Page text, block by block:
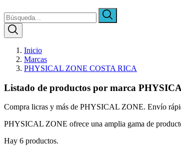
Inicio
Marcas
PHYSICAL ZONE COSTA RICA
Listado de productos por marca
Compra licras y más de PHYSICAL ZONE. Envío
PHYSICAL ZONE ofrece una amplia gama de
Hay 6 productos.